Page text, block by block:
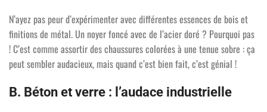
N’ayez pas peur d’expérimenter avec différentes essences de bois et
finitions de métal. Un noyer foncé avec de l’acier doré ? Pourquoi pas
! C’est comme assortir des chaussures colorées à une tenue sobre : ça
peut sembler audacieux, mais quand c’est bien fait, c’est génial !
B. Béton et verre : l’audace industrielle